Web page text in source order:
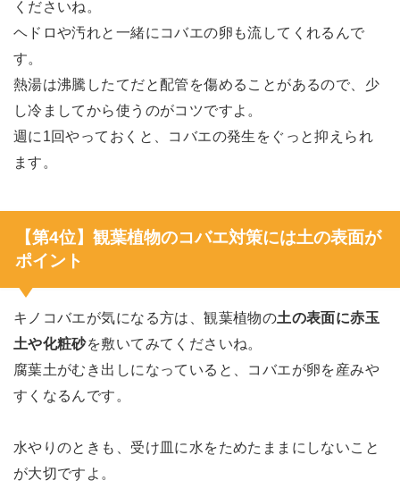
くださいね。
ヘドロや汚れと一緒にコバエの卵も流してくれるんで
す。
熱湯は沸騰したてだと配管を傷めることがあるので、少
し冷ましてから使うのがコツですよ。
週に1回やっておくと、コバエの発生をぐっと抑えられ
ます。
【第4位】観葉植物のコバエ対策には土の表面が
ポイント
キノコバエが気になる方は、観葉植物の土の表面に赤玉
土や化粧砂を敷いてみてくださいね。
腐葉土がむき出しになっていると、コバエが卵を産みや
すくなるんです。
水やりのときも、受け皿に水をためたままにしないこと
が大切ですよ。